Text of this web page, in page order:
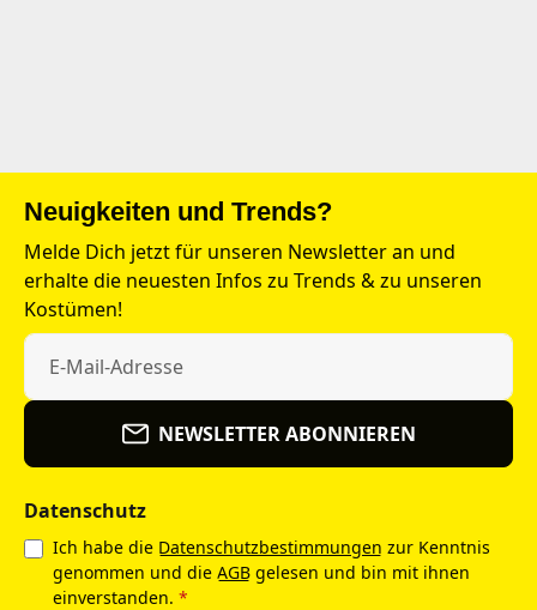
Neuigkeiten und Trends?
Melde Dich jetzt für unseren Newsletter an und
erhalte die neuesten Infos zu Trends & zu unseren
Kostümen!
NEWSLETTER ABONNIEREN
Datenschutz
Ich habe die Datenschutzbestimmungen zur Kenntnis
genommen und die AGB gelesen und bin mit ihnen
einverstanden. *